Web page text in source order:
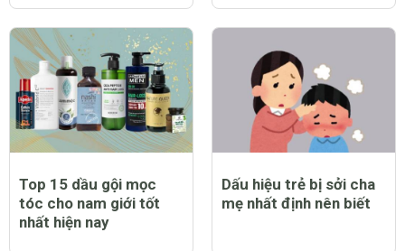
Top 15 dầu gội mọc
tóc cho nam giới tốt
nhất hiện nay
Dấu hiệu trẻ bị sởi cha
mẹ nhất định nên biết